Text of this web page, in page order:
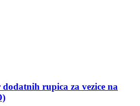
rupica za vezice na